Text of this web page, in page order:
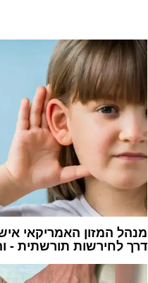
מנהל המזון האמריקאי
דרך לחירשות תורשתית -